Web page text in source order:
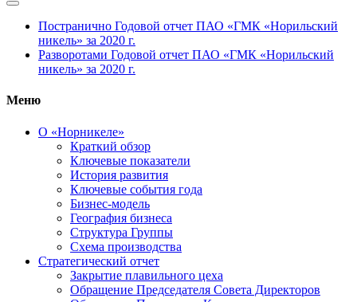
Постранично Годовой отчет ПАО «ГМК «Норильский
никель» за 2020 г.
Разворотами Годовой отчет ПАО «ГМК «Норильский
никель» за 2020 г.
Меню
О «Норникеле»
Краткий обзор
Ключевые показатели
История развития
Ключевые события года
Бизнес-модель
География бизнеса
Структура Группы
Схема производства
Стратегический отчет
Закрытие плавильного цеха
Обращение Председателя Совета Директоров